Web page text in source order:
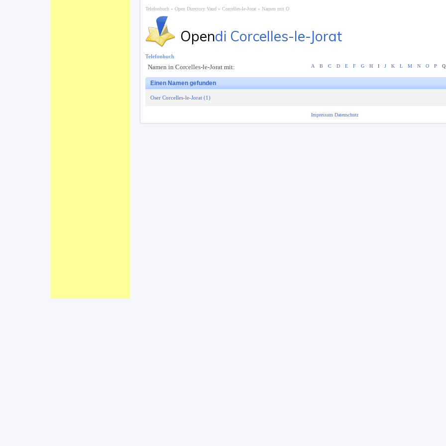
Telefonbuch Open Directory Vaud Corcelles-le-Jorat Namen mit O
Opendi Corcelles-le-Jorat
Namen in Corcelles-le-Jorat mit: A B C D E F G H I J K L M N O P Q
Einen Namen gefunden
Oser Corcelles-le-Jorat (1)
Telefonbuch
Impressum Datenschutz